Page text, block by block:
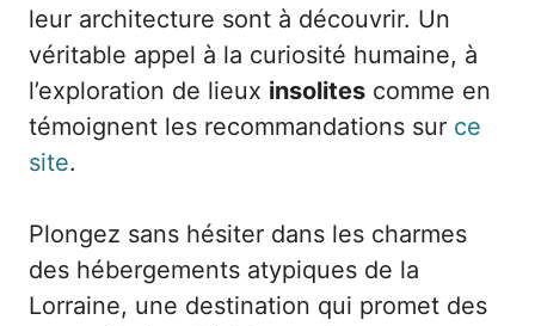
leur architecture sont à découvrir. Un
véritable appel à la curiosité humaine, à
l’exploration de lieux insolites comme en
témoignent les recommandations sur ce
site.
Plongez sans hésiter dans les charmes
des hébergements atypiques de la
Lorraine, une destination qui promet des